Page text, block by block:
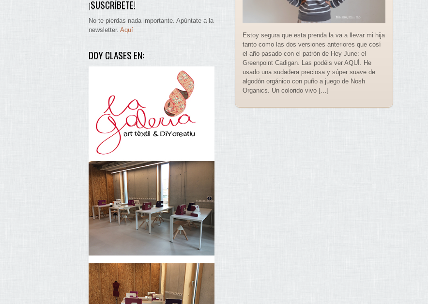
Estoy segura que esta prenda la va a llevar mi hija
tanto como las dos versiones anteriores que cosí
el año pasado con el patrón de Hey June: el
Greenpoint Cadigan. Las podéis ver AQUÍ. He
usado una sudadera preciosa y súper suave de
algodón orgánico con puño a juego de Nosh
Organics. Un colorido vivo […]
¡SUSCRÍBETE!
No te pierdas nada importante. Apúntate a la
newsletter. Aquí
DOY CLASES EN: